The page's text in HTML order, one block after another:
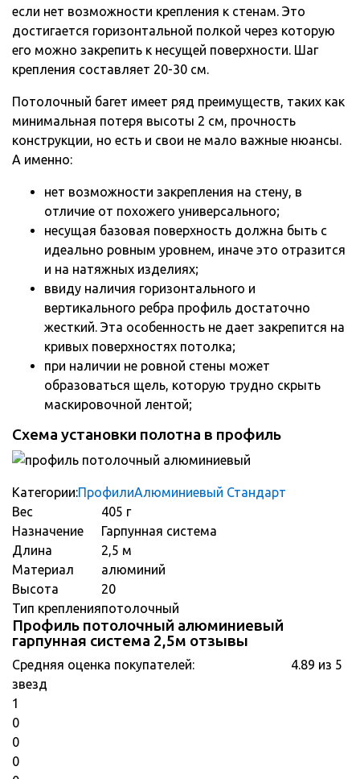
если нет возможности крепления к стенам. Это
достигается горизонтальной полкой через которую
его можно закрепить к несущей поверхности. Шаг
крепления составляет 20-30 см.
Потолочный багет имеет ряд преимуществ, таких как
минимальная потеря высоты 2 см, прочность
конструкции, но есть и свои не мало важные нюансы.
А именно:
нет возможности закрепления на стену, в
отличие от похожего универсального;
несущая базовая поверхность должна быть с
идеально ровным уровнем, иначе это отразится
и на натяжных изделиях;
ввиду наличия горизонтального и
вертикального ребра профиль достаточно
жесткий. Эта особенность не дает закрепится на
кривых поверхностях потолка;
при наличии не ровной стены может
образоваться щель, которую трудно скрыть
маскировочной лентой;
Схема установки полотна в профиль
Категории:ПрофилиАлюминиевый Стандарт
Вес
405 г
Назначение
Гарпунная система
Длина
2,5 м
Материал
алюминий
Высота
20
Тип крепленияпотолочный
Профиль потолочный алюминиевый
гарпунная система 2,5м отзывы
Средняя оценка покупателей:
4.89 из 5
звезд
1
0
0
0